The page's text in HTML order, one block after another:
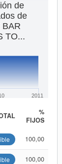
de
de
BAR
TO...
2011
%
FIJOS
100,00
100,00